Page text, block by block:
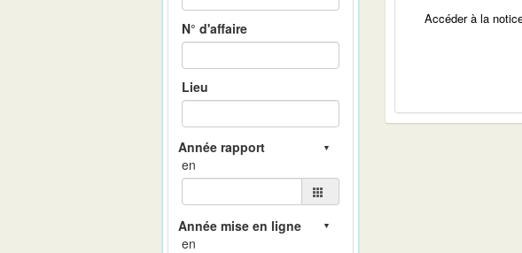
N° d'affaire
Lieu
en
en
Accéder à la